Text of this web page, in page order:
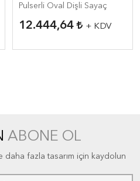
Pulserli Oval Dişli Sayaç
12.444,64 + KDV
ABONE OL
daha fazla tasarım için kaydolun